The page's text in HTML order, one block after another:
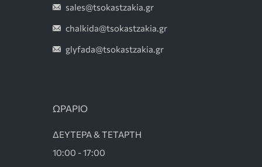
sales@tsokastzakia.gr
chalkida@tsokastzakia.gr
glyfada@tsokastzakia.gr
ΩΡΑΡΙΟ
ΔΕΥΤΕΡΑ & ΤΕΤΑΡΤΗ
10:00 - 17:00